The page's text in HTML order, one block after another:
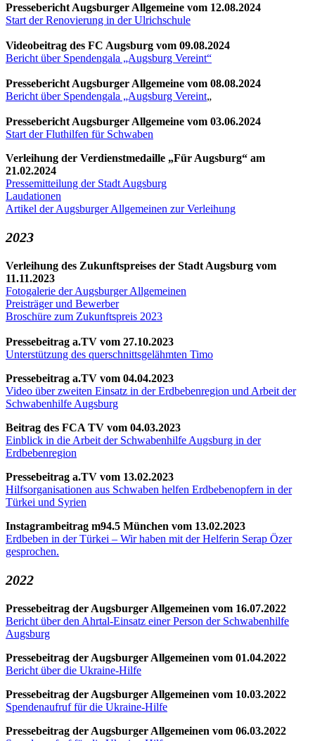
Pressebericht Augsburger Allgemeine vom 12.08.2024
Start der Renovierung in der Ulrichschule
Videobeitrag des FC Augsburg vom 09.08.2024
Bericht über Spendengala „Augsburg Vereint“
Pressebericht Augsburger Allgemeine vom 08.08.2024
Bericht über Spendengala „Augsburg Vereint„
Pressebericht Augsburger Allgemeine vom 03.06.2024
Start der Fluthilfen für Schwaben
Verleihung der Verdienstmedaille „Für Augsburg“ am
21.02.2024
Pressemitteilung der Stadt Augsburg
Laudationen
Artikel der Augsburger Allgemeinen zur Verleihung
2023
Verleihung des Zukunftspreises der Stadt Augsburg vom
11.11.2023
Fotogalerie der Augsburger Allgemeinen
Preisträger und Bewerber
Broschüre zum Zukunftspreis 2023
Pressebeitrag a.TV vom 27.10.2023
Unterstützung des querschnittsgelähmten Timo
Pressebeitrag a.TV vom 04.04.2023
Video über zweiten Einsatz in der Erdbebenregion und Arbeit der
Schwabenhilfe Augsburg
Beitrag des FCA TV vom 04.03.2023
Einblick in die Arbeit der Schwabenhilfe Augsburg in der
Erdbebenregion
Pressebeitrag a.TV vom 13.02.2023
Hilfsorganisationen aus Schwaben helfen Erdbebenopfern in der
Türkei und Syrien
Instagrambeitrag m94.5 München vom 13.02.2023
Erdbeben in der Türkei – Wir haben mit der Helferin Serap Özer
gesprochen.
2022
Pressebeitrag der Augsburger Allgemeinen vom 16.07.2022
Bericht über den Ahrtal-Einsatz einer Person der Schwabenhilfe
Augsburg
Pressebeitrag der Augsburger Allgemeinen vom 01.04.2022
Bericht über die Ukraine-Hilfe
Pressebeitrag der Augsburger Allgemeinen vom 10.03.2022
Spendenaufruf für die Ukraine-Hilfe
Pressebeitrag der Augsburger Allgemeinen vom 06.03.2022